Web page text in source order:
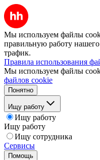
Мы используем файлы
правильную работу нашего
трафик.
Правила использования
Мы используем файлы
файлов cookie
Понятно
Ищу работу
Ищу работу
Ищу работу
Ищу сотрудника
Сервисы
Помощь